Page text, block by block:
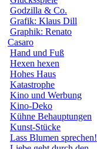
Godzilla & Co.
Grafik: Klaus Dill
Graphik: Renato
Casaro
Hand und Fuß
Hexen hexen
Hohes Haus
Katastrophe
Kino und Werbung
Kino-Deko
Kühne Behauptungen
Kunst-Stücke
Lass Blumen sprechen!